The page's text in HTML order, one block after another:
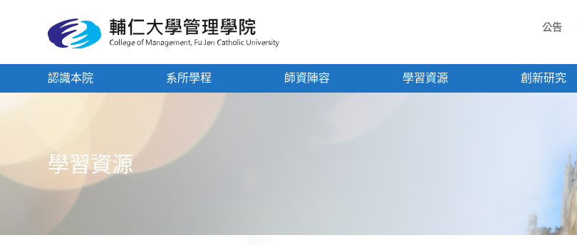
公告
認識本院 系所學程 師資陣容 學習資源 創新研究
學習資源